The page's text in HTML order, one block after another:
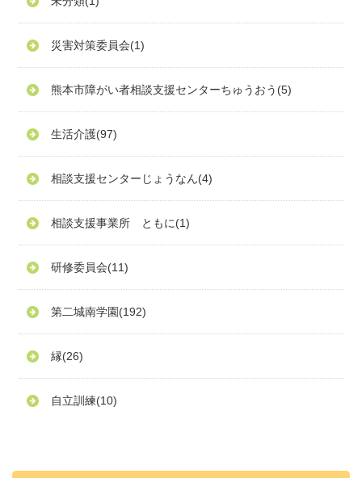
災害対策委員会(1)
熊本市障がい者相談支援センターちゅうおう (5)
生活介護(97)
相談支援センターじょうなん(4)
相談支援事業所 ともに(1)
研修委員会(11)
第二城南学園(192)
縁(26)
自立訓練(10)